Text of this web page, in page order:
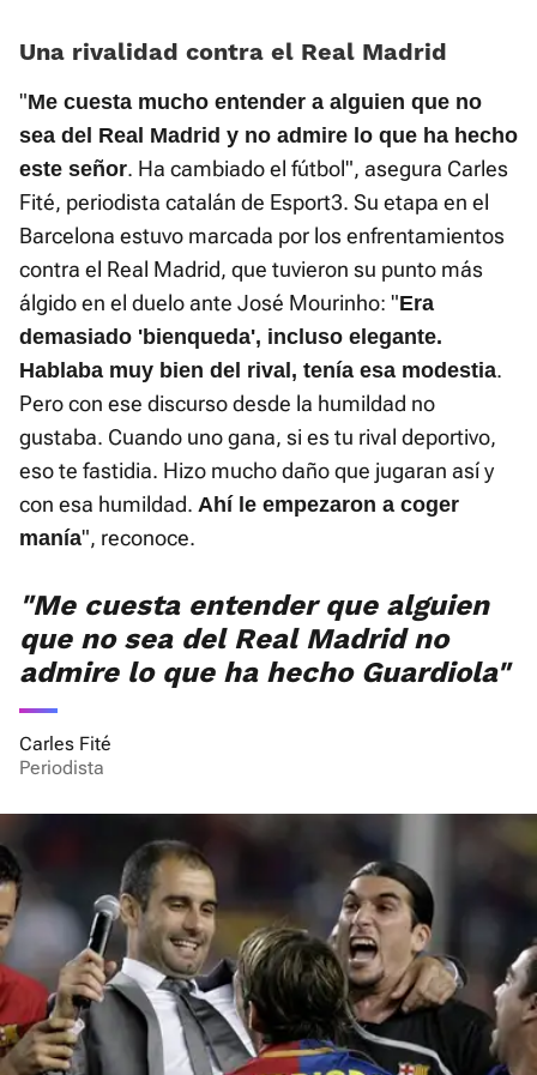
Una rivalidad contra el Real Madrid
"Me cuesta mucho entender a alguien que no
sea del Real Madrid y no admire lo que ha hecho
este señor. Ha cambiado el fútbol", asegura Carles
Fité, periodista catalán de Esport3. Su etapa en el
Barcelona estuvo marcada por los enfrentamientos
contra el Real Madrid, que tuvieron su punto más
álgido en el duelo ante José Mourinho: "Era
demasiado 'bienqueda', incluso elegante.
Hablaba muy bien del rival, tenía esa modestia.
Pero con ese discurso desde la humildad no
gustaba. Cuando uno gana, si es tu rival deportivo,
eso te fastidia. Hizo mucho daño que jugaran así y
con esa humildad. Ahí le empezaron a coger
manía", reconoce.
"Me cuesta entender que alguien
que no sea del Real Madrid no
admire lo que ha hecho Guardiola"
Carles Fité
Periodista